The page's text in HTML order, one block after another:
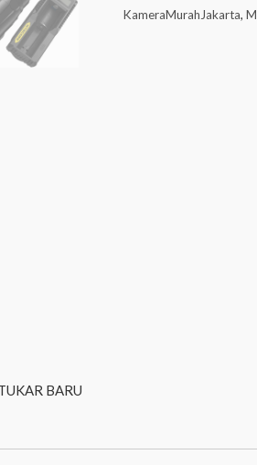
KameraMurahJakarta,
BARU